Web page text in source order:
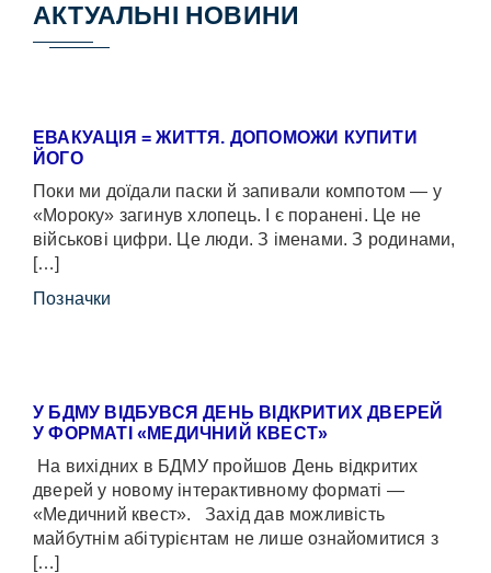
АКТУАЛЬНІ НОВИНИ
ЕВАКУАЦІЯ = ЖИТТЯ. ДОПОМОЖИ КУПИТИ
ЙОГО
Поки ми доїдали паски й запивали компотом — у
«Мороку» загинув хлопець. І є поранені. Це не
військові цифри. Це люди. З іменами. З родинами,
[…]
Позначки
У БДМУ ВІДБУВСЯ ДЕНЬ ВІДКРИТИХ ДВЕРЕЙ
У ФОРМАТІ «МЕДИЧНИЙ КВЕСТ»
На вихідних в БДМУ пройшов День відкритих
дверей у новому інтерактивному форматі —
«Медичний квест». Захід дав можливість
майбутнім абітурієнтам не лише ознайомитися з
[…]